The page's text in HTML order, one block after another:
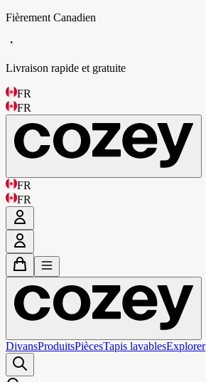
Fièrement Canadien
・
Livraison rapide et gratuite
FR
FR
FR
FR
DivansProduitsPiècesTapis lavablesExplorer